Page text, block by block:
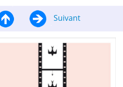
Suivant